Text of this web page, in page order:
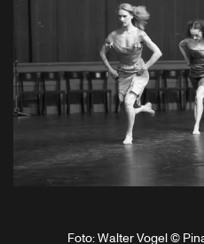
Foto: Walter Vogel ©